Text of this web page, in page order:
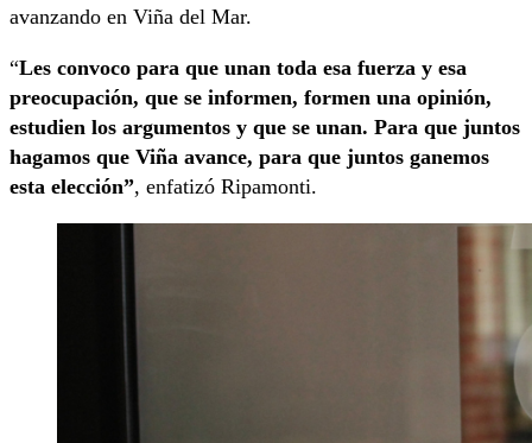
avanzando en Viña del Mar.
“Les convoco para que unan toda esa fuerza y esa
preocupación, que se informen, formen una opinión,
estudien los argumentos y que se unan. Para que juntos
hagamos que Viña avance, para que juntos ganemos
esta elección”, enfatizó Ripamonti.